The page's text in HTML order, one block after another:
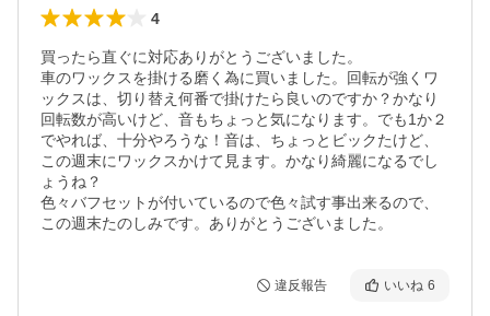
4
買ったら直ぐに対応ありがとうございました。
車のワックスを掛ける磨く為に買いました。回転が強くワ
ックスは、切り替え何番で掛けたら良いのですか？かなり
回転数が高いけど、音もちょっと気になります。でも1か２
でやれば、十分やろうな！音は、ちょっとビックたけど、
この週末にワックスかけて見ます。かなり綺麗になるでし
ょうね？
色々バフセットが付いているので色々試す事出来るので、
この週末たのしみです。ありがとうございました。
違反報告 いいね 6